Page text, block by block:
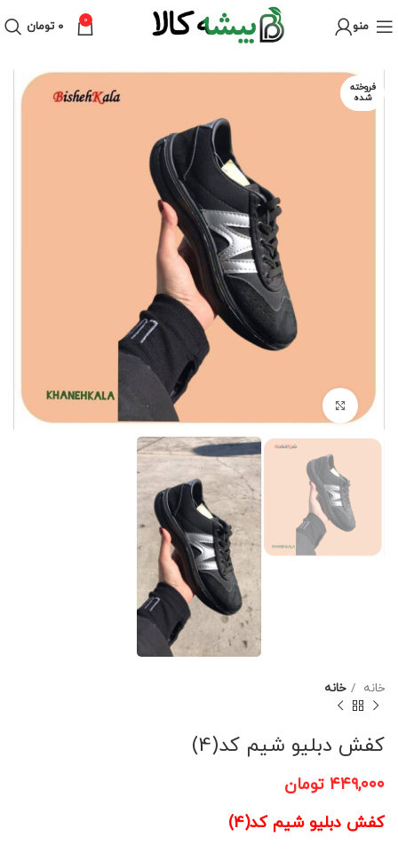
منو 0 ۰ تومان
فروخته
شده
خانه خانه
کفش دبلیو شیم کد(4)
۴۴۹,۰۰۰ تومان
کفش دبلیو شیم کد(4)